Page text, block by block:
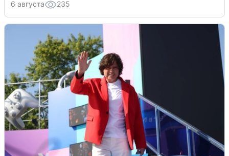
6 августа 235